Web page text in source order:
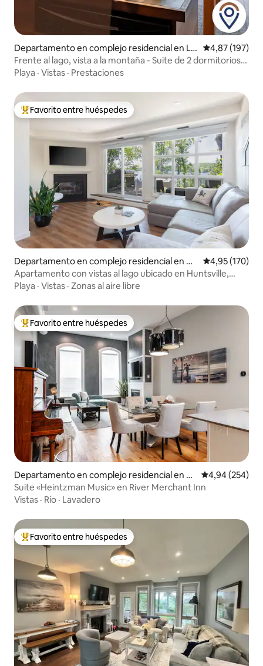
Departamento en complejo residencial en La
c-Supérieur
Calificación
4,87 (197)
Frente al lago, vista a la montaña - Suite de 2 dormitorios
en resort
Playa · Vistas · Prestaciones
Favorito entre los huéspedes más destacados
Favorito entre huéspedes
Departamento en complejo residencial en Hu
ntsville
Calificación
4,95 (170)
Apartamento con vistas al lago ubicado en Huntsville,
Ontario
Playa · Vistas · Zonas al aire libre
Favorito entre los huéspedes más destacados
Favorito entre huéspedes
Departamento en complejo residencial en St
ratford
Calificación
4,94 (254)
Suite «Heintzman Music» en River Merchant Inn
Vistas · Río · Lavadero
Favorito entre los huéspedes más destacados
Favorito entre huéspedes